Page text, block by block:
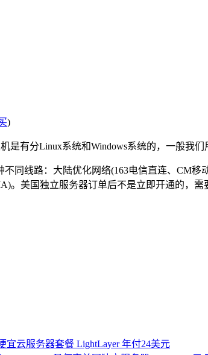
)
是有分Linux系统和Windows系统的，一般我
不同线路：大陆优化网络(163电信直连、CM
。美国独立服务器订单后不是立即开通的，需
宜云服务器套餐 LightLayer 年付24美元